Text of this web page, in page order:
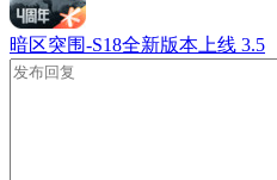
暗区突围-S18全新版本上线 3.5